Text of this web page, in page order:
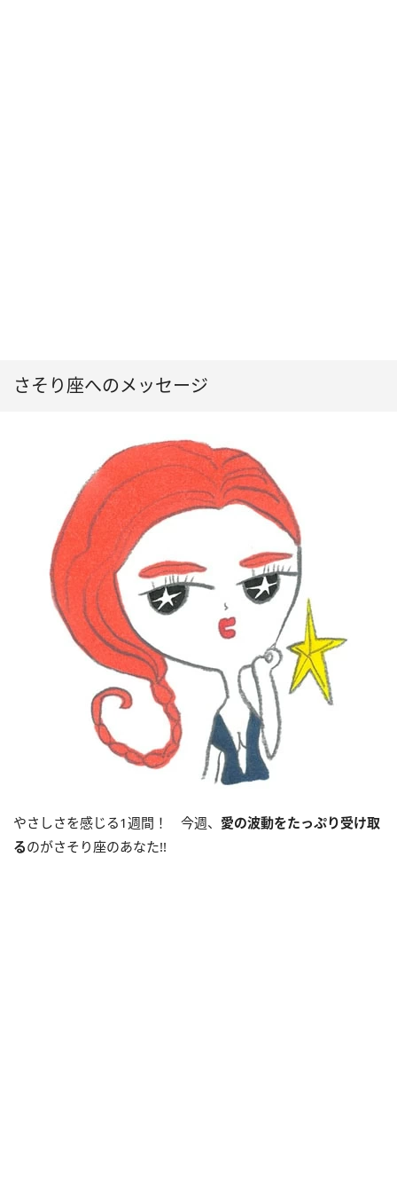
さそり座へのメッセージ
やさしさを感じる1週間！ 今週、 愛の波動をたっぷり受け取
るのがさそり座のあなた!!